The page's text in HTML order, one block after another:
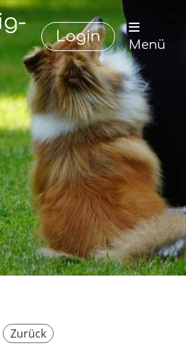
Login Menü
Zurück